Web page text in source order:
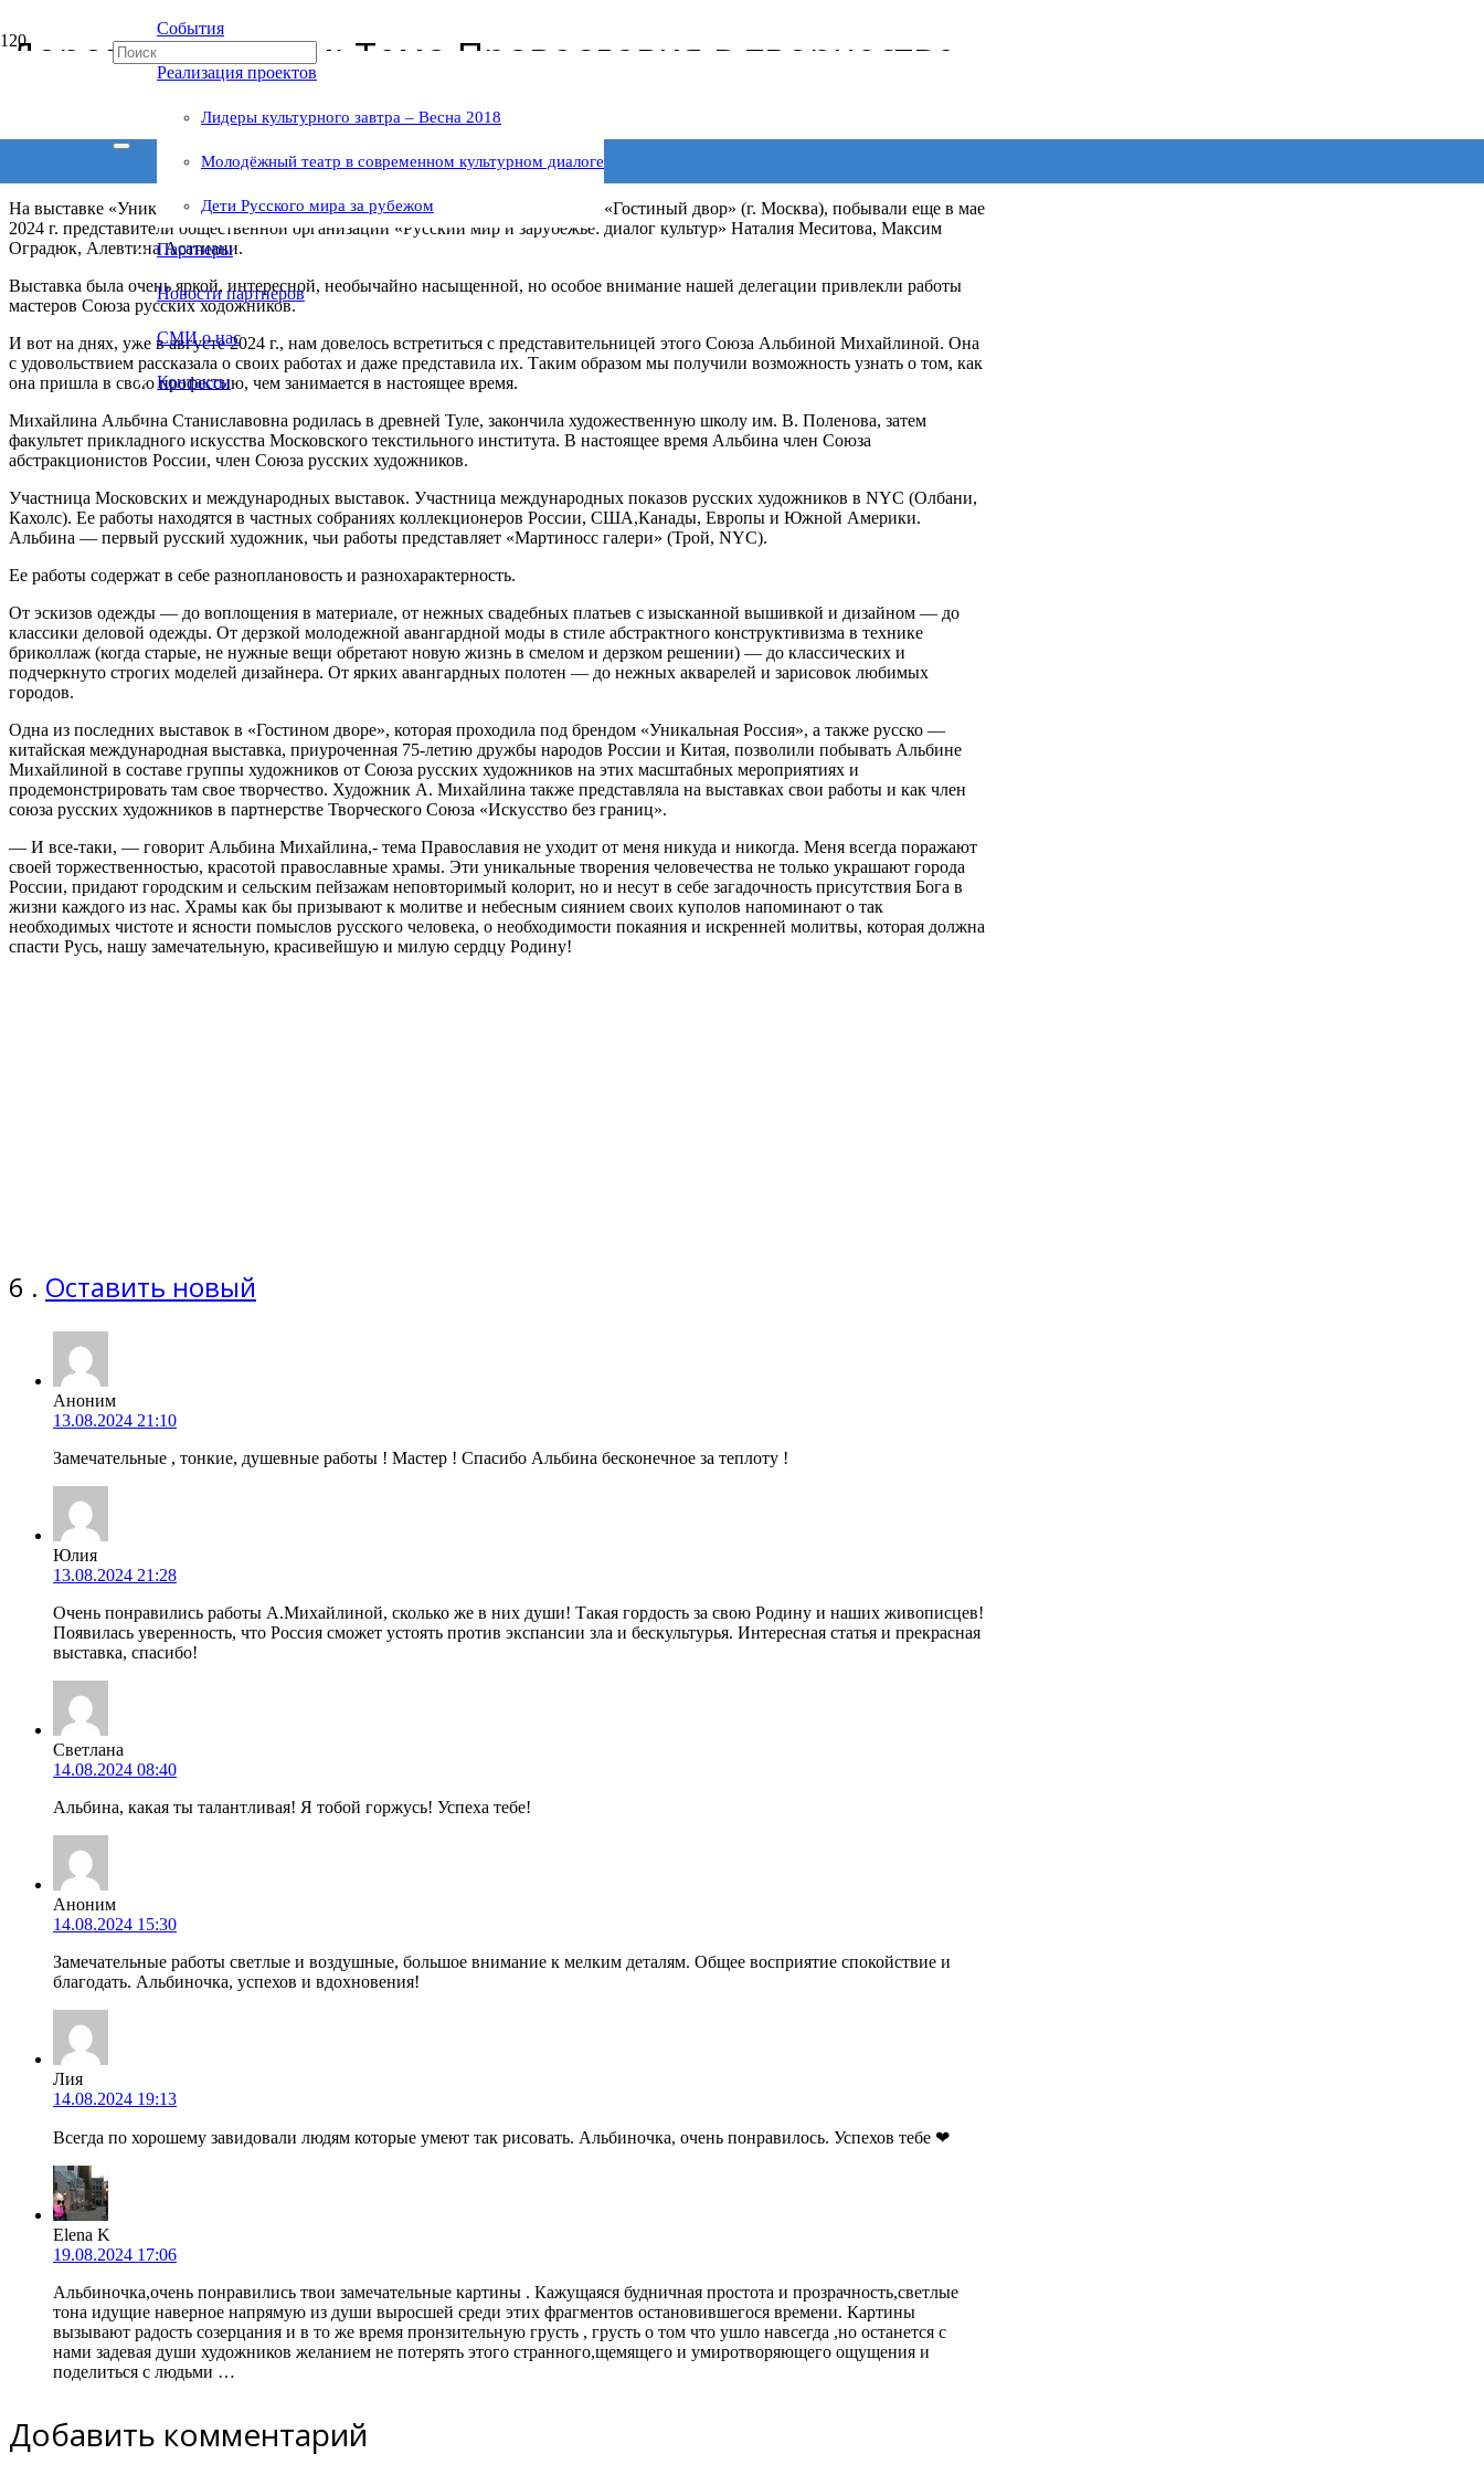
События
Реализация проектов
Лидеры культурного завтра – Весна 2018
Молодёжный театр в современном культурном диалоге
Дети Русского мира за рубежом
Партнеры
Новости партнеров
СМИ о нас
Контакты
Дорогами России: Тема Православия в творчестве
А. Михайлиной
На выставке «Уникальная Россия», которая проходила в Выставочном центре «Гостиный двор» (г. Москва), побывали еще в мае
2024 г. представители общественной организации «Русский мир и зарубежье: диалог культур» Наталия Меситова, Максим
Оградюк, Алевтина Асатиани.
Выставка была очень яркой, интересной, необычайно насыщенной, но особое внимание нашей делегации привлекли работы
мастеров Союза русских ходожников.
И вот на днях, уже в августе 2024 г., нам довелось встретиться с представительницей этого Союза Альбиной Михайлиной. Она
с удовольствием рассказала о своих работах и даже представила их. Таким образом мы получили возможность узнать о том, как
она пришла в свою профессию, чем занимается в настоящее время.
Михайлина Альбина Станиславовна родилась в древней Туле, закончила художественную школу им. В. Поленова, затем
факультет прикладного искусства Московского текстильного института. В настоящее время Альбина член Союза
абстракционистов России, член Союза русских художников.
Участница Московских и международных выставок. Участница международных показов русских художников в NYC (Олбани,
Кахолс). Ее работы находятся в частных собраниях коллекционеров России, США,Канады, Европы и Южной Америки.
Альбина — первый русский художник, чьи работы представляет «Мартиносс галери» (Трой, NYC).
Ее работы содержат в себе разноплановость и разнохарактерность.
От эскизов одежды — до воплощения в материале, от нежных свадебных платьев с изысканной вышивкой и дизайном — до
классики деловой одежды. От дерзкой молодежной авангардной моды в стиле абстрактного конструктивизма в технике
бриколлаж (когда старые, не нужные вещи обретают новую жизнь в смелом и дерзком решении) — до классических и
подчеркнуто строгих моделей дизайнера. От ярких авангардных полотен — до нежных акварелей и зарисовок любимых
городов.
Одна из последних выставок в «Гостином дворе», которая проходила под брендом «Уникальная Россия», а также русско —
китайская международная выставка, приуроченная 75-летию дружбы народов России и Китая, позволили побывать Альбине
Михайлиной в составе группы художников от Союза русских художников на этих масштабных мероприятиях и
продемонстрировать там свое творчество. Художник А. Михайлина также представляла на выставках свои работы и как член
союза русских художников в партнерстве Творческого Союза «Искусство без границ».
— И все-таки, — говорит Альбина Михайлина,- тема Православия не уходит от меня никуда и никогда. Меня всегда поражают
своей торжественностью, красотой православные храмы. Эти уникальные творения человечества не только украшают города
России, придают городским и сельским пейзажам неповторимый колорит, но и несут в себе загадочность присутствия Бога в
жизни каждого из нас. Храмы как бы призывают к молитве и небесным сиянием своих куполов напоминают о так
необходимых чистоте и ясности помыслов русского человека, о необходимости покаяния и искренней молитвы, которая должна
спасти Русь, нашу замечательную, красивейшую и милую сердцу Родину!
6 комментариев
. Оставить новый
Аноним
13.08.2024 21:10
Замечательные , тонкие, душевные работы ! Мастер ! Спасибо Альбина бесконечное за теплоту !
Юлия
13.08.2024 21:28
Очень понравились работы А.Михайлиной, сколько же в них души! Такая гордость за свою Родину и наших живописцев!
Появилась уверенность, что Россия сможет устоять против экспансии зла и бескультурья. Интересная статья и прекрасная
выставка, спасибо!
Светлана
14.08.2024 08:40
Альбина, какая ты талантливая! Я тобой горжусь! Успеха тебе!
Аноним
14.08.2024 15:30
Замечательные работы светлые и воздушные, большое внимание к мелким деталям. Общее восприятие спокойствие и
благодать. Альбиночка, успехов и вдохновения!
Лия
14.08.2024 19:13
Всегда по хорошему завидовали людям которые умеют так рисовать. Альбиночка, очень понравилось. Успехов тебе ❤
Elena K
19.08.2024 17:06
Альбинoчка,очень понравились твои замечательные картины . Кажущаяся будничная простота и прозрачность,светлые
тона идущие наверное напрямую из души выросшей среди этих фрагментов остановившегося времени. Картины
вызывают радость созерцания и в то же время пронзительную грусть , грусть о том что ушло навсегда ,но останется с
нами задевая души художников желанием не потерять этого странного,щемящего и умиротворяющего ощущения и
поделиться с людьми …
Добавить комментарий